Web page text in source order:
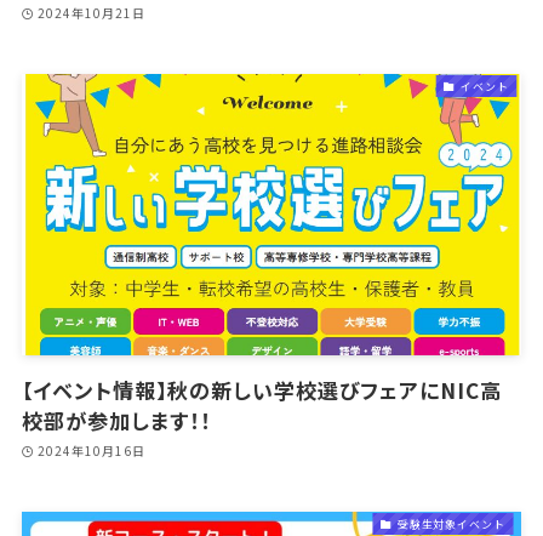
2024年10月21日
イベント
【イベント情報】秋の新しい学校選びフェアにNIC高
校部が参加します！！
2024年10月16日
受験生対象イベント